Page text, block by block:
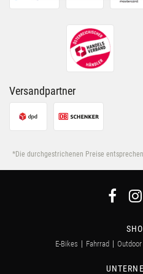
ihnen bereitgestellt hast oder
Nutzung der Dienste
Versandpartner
*Die durchgestrichenen Preise
E-Bikes Fahrrad Outdoor